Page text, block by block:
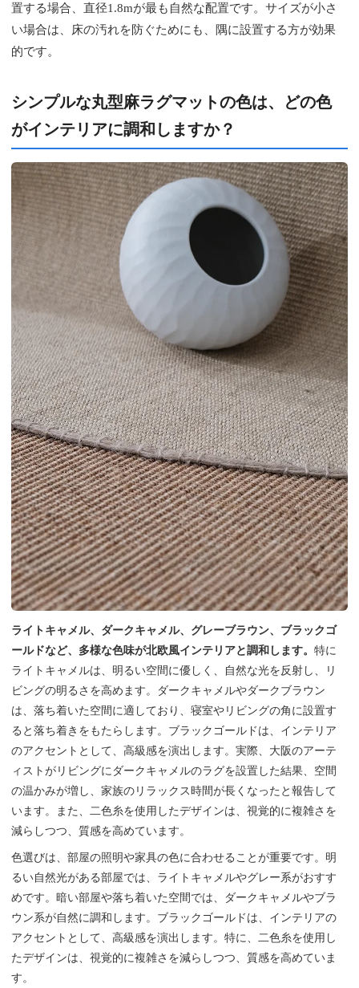
置する場合、直径1.8mが最も自然な配置です。サイズが小さ
い場合は、床の汚れを防ぐためにも、隅に設置する方が効果
的です。
シンプルな丸型麻ラグマットの色は、どの色
がインテリアに調和しますか？
ライトキャメル、ダークキャメル、グレーブラウン、ブラックゴ
ールドなど、多様な色味が北欧風インテリアと調和します。特に
ライトキャメルは、明るい空間に優しく、自然な光を反射し、リ
ビングの明るさを高めます。ダークキャメルやダークブラウン
は、落ち着いた空間に適しており、寝室やリビングの角に設置す
ると落ち着きをもたらします。ブラックゴールドは、インテリア
のアクセントとして、高級感を演出します。実際、大阪のアーテ
ィストがリビングにダークキャメルのラグを設置した結果、空間
の温かみが増し、家族のリラックス時間が長くなったと報告して
います。また、二色糸を使用したデザインは、視覚的に複雑さを
減らしつつ、質感を高めています。
色選びは、部屋の照明や家具の色に合わせることが重要です。明
るい自然光がある部屋では、ライトキャメルやグレー系がおすす
めです。暗い部屋や落ち着いた空間では、ダークキャメルやブラ
ウン系が自然に調和します。ブラックゴールドは、インテリアの
アクセントとして、高級感を演出します。特に、二色糸を使用し
たデザインは、視覚的に複雑さを減らしつつ、質感を高めていま
す。